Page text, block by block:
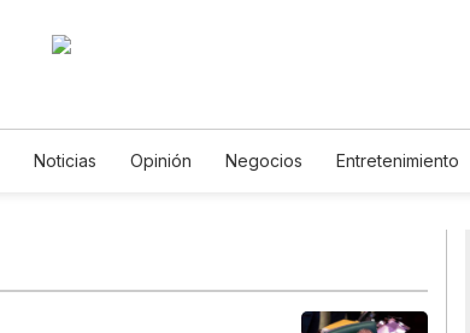
Noticias Opinión Negocios Entretenimiento